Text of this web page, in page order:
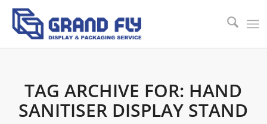
TAG ARCHIVE FOR: HAND
SANITISER DISPLAY STAND